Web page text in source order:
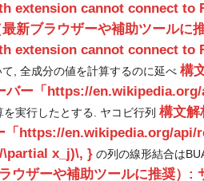
extension cannot connect
新ブラウザーや補助ツールに
extension cannot connect
て, 全成分の値を計算するのに延べ 構
バー「https://
を実行したとする. ヤコビ行列 構文解
「https://en.wikipedia.org/
x_j)\, } の列の線形結合は
ウザーや補助ツールに推奨